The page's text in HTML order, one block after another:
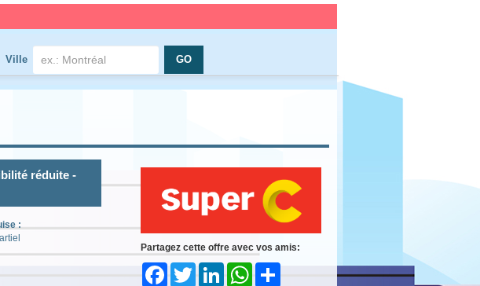
Ville
réduite -
:
Partagez cette offre avec vos amis:
FacebookTwitter LinkedInWhatsApp